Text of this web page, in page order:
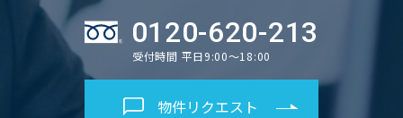
0120-620-213
受付時間 平日9:00～18:00
物件リクエスト